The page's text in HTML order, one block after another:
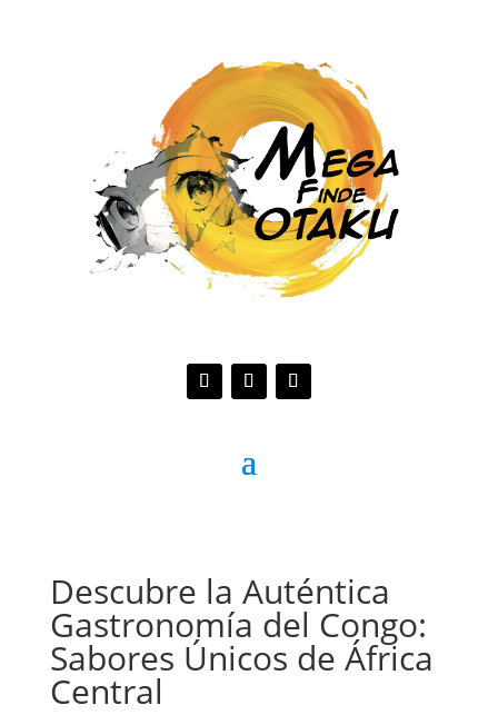
Descubre la Auténtica
Gastronomía del Congo:
Sabores Únicos de África
Central